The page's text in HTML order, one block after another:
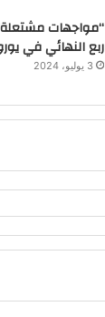
“مواجهات
ربع النهائي في يورو
3 يوليو، 2024